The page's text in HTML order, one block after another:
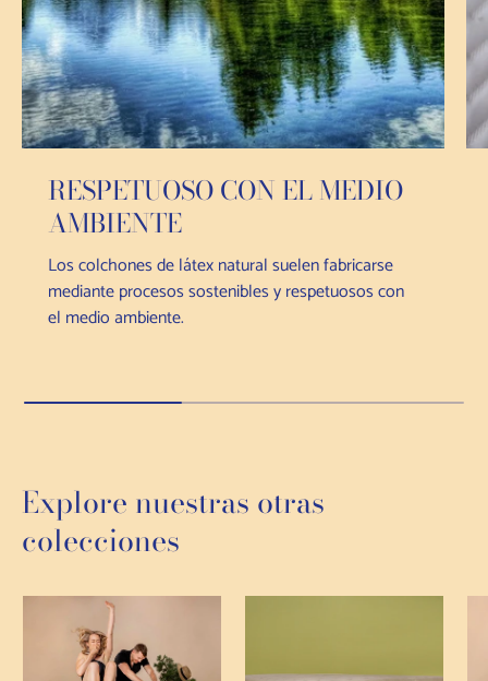
RESPETUOSO CON EL MEDIO
AMBIENTE
Los colchones de látex natural suelen fabricarse
mediante procesos sostenibles y respetuosos con
el medio ambiente.
Explore nuestras otras
colecciones